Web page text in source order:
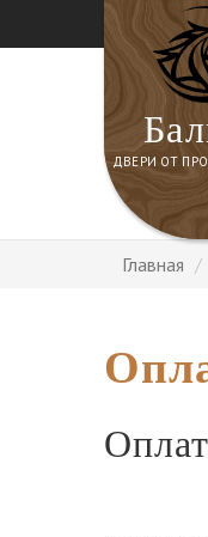
ДВЕРИ ОТ
Главная